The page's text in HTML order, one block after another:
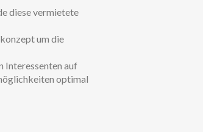
diese vermietete
um die
Interessenten auf
optimal